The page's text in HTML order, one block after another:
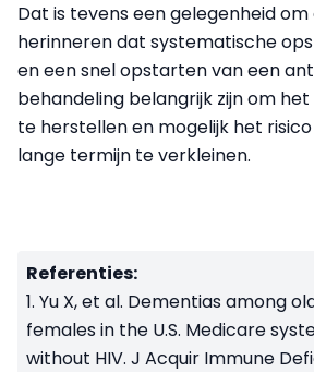
Dat is tevens een gelegenheid
herinneren dat systematische
en een snel opstarten van een
behandeling belangrijk zijn om
te herstellen en mogelijk het
lange termijn te verkleinen.
Referenties:
1. Yu X, et al. Dementias among
females in the U.S. Medicare
without HIV. J Acquir Immune